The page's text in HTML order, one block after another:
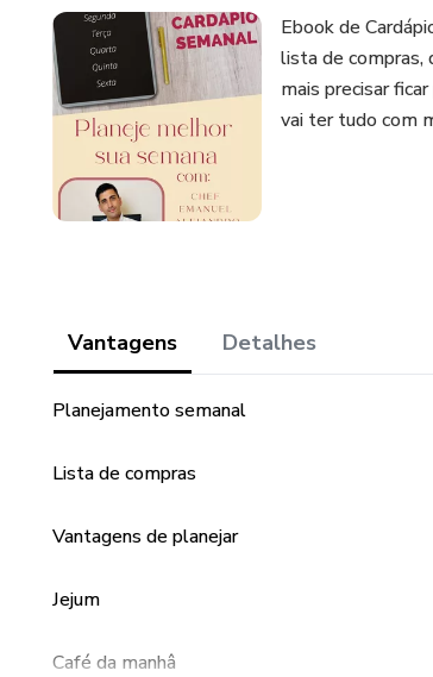
Ebook de
lista de compras,
mais precisar
vai ter tudo com
Vantagens Detalhes
Planejamento semanal
Lista de compras
Vantagens de planejar
Jejum
Café da manhâ